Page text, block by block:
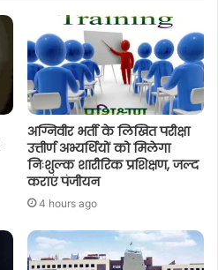
अग्निवीर भर्ती के लिखित परीक्षा
उत्तीर्ण अभ्यर्थियों को मिलेगा
निःशुल्क शारीरिक प्रशिक्षण, जल्द
कराएं पंजीयन
4 hours ago